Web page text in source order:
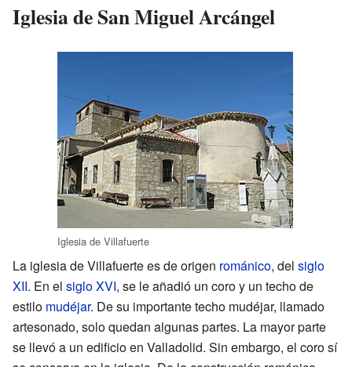
Iglesia de San Miguel Arcángel
Iglesia de Villafuerte
La iglesia de Villafuerte es de origen románico, del siglo
XII. En el siglo XVI, se le añadió un coro y un techo de
estilo mudéjar. De su importante techo mudéjar, llamado
artesonado, solo quedan algunas partes. La mayor parte
se llevó a un edificio en Valladolid. Sin embargo, el coro sí